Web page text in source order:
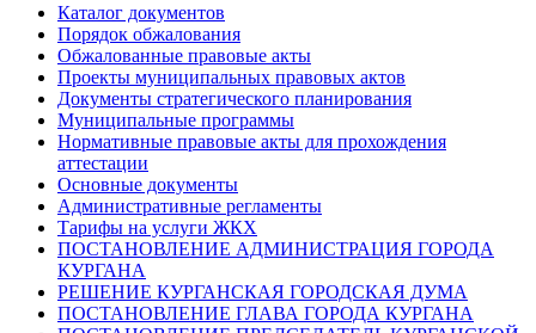
Каталог документов
Порядок обжалования
Обжалованные правовые акты
Проекты муниципальных правовых актов
Документы стратегического планирования
Муниципальные программы
Нормативные правовые акты для прохождения
аттестации
Основные документы
Административные регламенты
Тарифы на услуги ЖКХ
ПОСТАНОВЛЕНИЕ АДМИНИСТРАЦИЯ ГОРОДА
КУРГАНА
РЕШЕНИЕ КУРГАНСКАЯ ГОРОДСКАЯ ДУМА
ПОСТАНОВЛЕНИЕ ГЛАВА ГОРОДА КУРГАНА